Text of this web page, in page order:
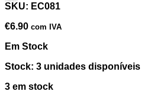
SKU: EC081
€6.90 com IVA
Em Stock
Stock: 3 unidades disponíveis
3 em stock